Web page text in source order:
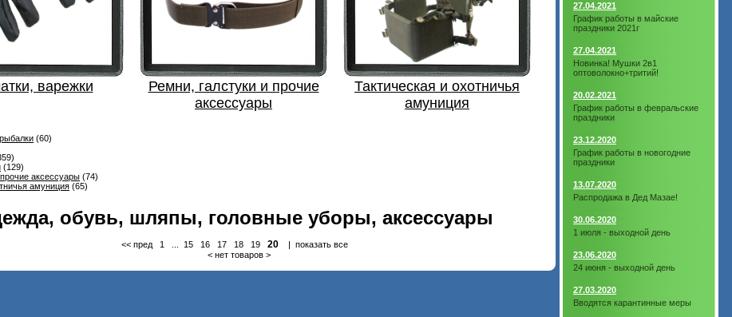
варежки
Ремни, галстуки и прочие
аксессуары
Тактическая и охотничья
амуниция
(60)
(129)
аксессуары (74)
амуниция (65)
обувь, шляпы, головные уборы, аксессуары
<< пред 1 15 16 17 18 19 20| показать все
< нет товаров >
27.04.2021
График работы в майские
праздники 2021г
27.04.2021
Новинка! Мушки 2в1
оптоволокно+тритий!
20.02.2021
График работы в февральские
праздники
23.12.2020
График работы в новогодние
праздники
13.07.2020
Распродажа в Дед Мазае!
30.06.2020
1 июля - выходной день
23.06.2020
24 июня - выходной день
27.03.2020
Вводятся карантинные меры